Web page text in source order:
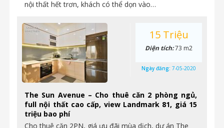
nội thất hết trơn, khách có thể dọn vào…
The Sun Avenue – Cho thuê căn 2 phòng ngủ,
full nội thất cao cấp, view Landmark 81, giá 15
triệu bao phí
Cho thuê căn 2PN, giá ưu đãi mùa dịch, dự án The
15 Triệu
Diện tích:73 m2
Ngày đăng: 7-05-2020